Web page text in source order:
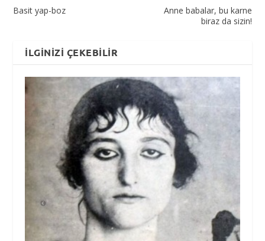
Basit yap-boz
Anne babalar, bu karne
biraz da sizin!
İLGINIZI ÇEKEBILIR